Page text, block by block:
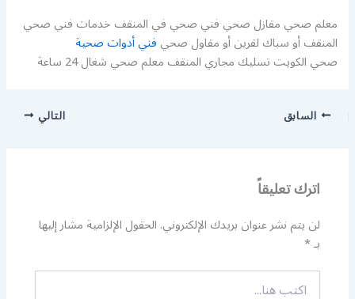
معلم صحي مقازل صحي فني صحي في المنقف خدمات فني صحي
المنقف أو سباك لقرين أو مقاول صحيفني أدوات صحية
صحي الكويت تسليك مجاري المنقف معلم صحي شغال 24 ساعة
السابق التالي
اترك تعليقاً
لن يتم نشر عنوان بريدك الإلكتروني.الحقول الإلزامية مشار إليها
بـ*
اكتب
هنا...